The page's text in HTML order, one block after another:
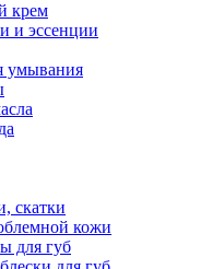
крем
и эссенции
умывания
скатки
кожи
для губ